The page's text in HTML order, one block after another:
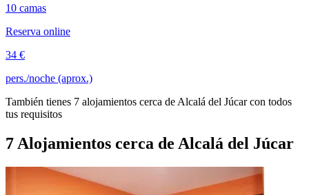
10 camas
Reserva online
34 €
pers./noche (aprox.)
También tienes 7 alojamientos cerca de Alcalá del Júcar con todos
tus requisitos
7 Alojamientos cerca de Alcalá del Júcar